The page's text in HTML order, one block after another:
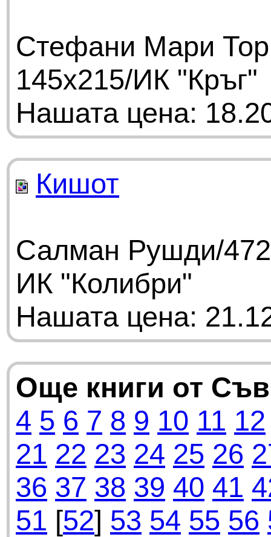
Стефани Мари
145х215/ИК "Кръг"
Нашата цена:
Кишот
Салман Рушди/
ИК "Колибри"
Нашата цена:
Още книги от
4 5 6 7 8 9 10 11 12
21 22 23 24 25 26
36 37 38 39 40 41
51 [52] 53 54 55 56